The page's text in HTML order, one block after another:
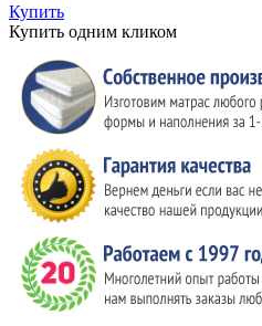
Купить
Купить одним кликом